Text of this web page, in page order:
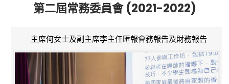
第二屆常務委員會 (2021-2022)
主席何女士及副主席李主任匯報會務報告及財務報告